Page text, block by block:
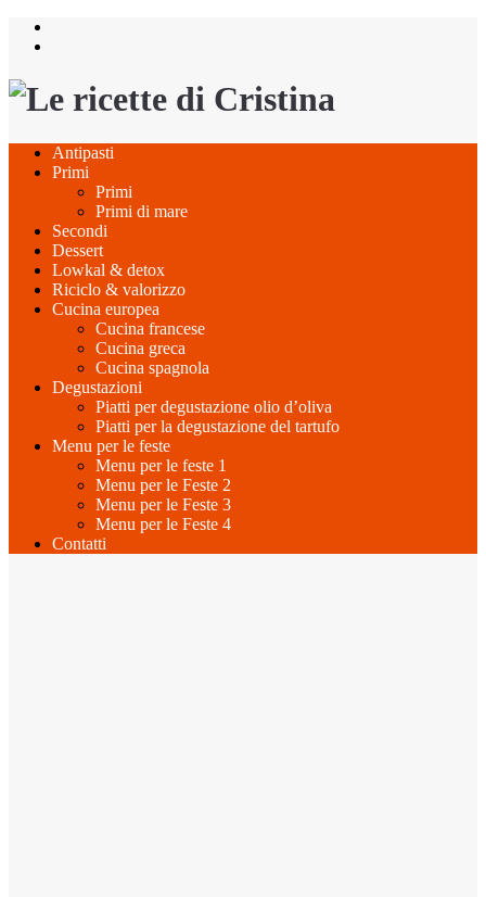
Salta
Antipasti
Primi
Primi
Primi di mare
Secondi
Dessert
Lowkal & detox
Riciclo & valorizzo
Cucina europea
Cucina francese
Cucina greca
Cucina spagnola
Degustazioni
Piatti per degustazione olio d’oliva
Piatti per la degustazione del tartufo
Menu per le feste
Menu per le feste 1
Menu per le Feste 2
Menu per le Feste 3
Menu per le Feste 4
Contatti